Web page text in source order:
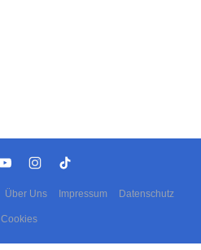
Über Uns Impressum Datenschutz
Cookies